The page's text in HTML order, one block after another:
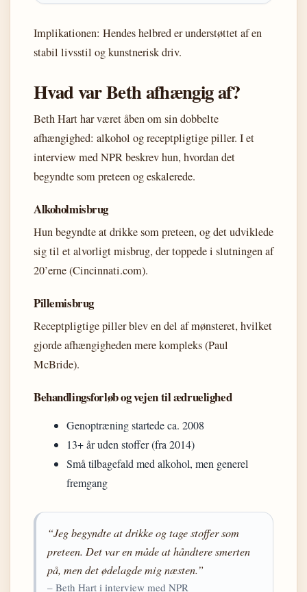
Implikationen: Hendes helbred er understøttet af en
stabil livsstil og kunstnerisk driv.
Hvad var Beth afhængig af?
Beth Hart har været åben om sin dobbelte
afhængighed: alkohol og receptpligtige piller. I et
interview med NPR beskrev hun, hvordan det
begyndte som preteen og eskalerede.
Alkoholmisbrug
Hun begyndte at drikke som preteen, og det udviklede
sig til et alvorligt misbrug, der toppede i slutningen af
20’erne (Cincinnati.com).
Pillemisbrug
Receptpligtige piller blev en del af mønsteret, hvilket
gjorde afhængigheden mere kompleks (Paul
McBride).
Behandlingsforløb og vejen til ædruelighed
Genoptræning startede ca. 2008
13+ år uden stoffer (fra 2014)
Små tilbagefald med alkohol, men generel
fremgang
“Jeg begyndte at drikke og tage stoffer som
preteen. Det var en måde at håndtere smerten
på, men det ødelagde mig næsten.”
– Beth Hart i interview med NPR